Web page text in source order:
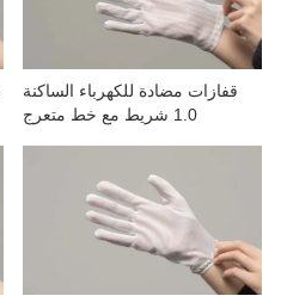
قفازات مضادة للكهرباء الساكنة
1.0 شريط مع خط متعرج